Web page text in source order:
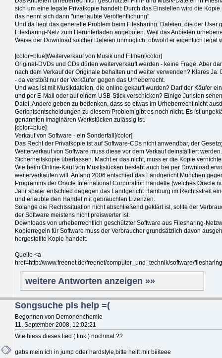
sich um eine legale Privatkopie handelt: Durch das Einstellen wird die
das nennt sich dann "unerlaubte Veröffentlichung".
Und da liegt das generelle Problem beim Filesharing: Dateien, die der
Filesharing-Netz zum Herunterladen angeboten. Weil das Anbieten
Weise der Download solcher Dateien unmöglich, obwohl er eigentlich legal
[color=blue]Weiterverkauf von Musik und Filmen[/color]
Original-DVDs und CDs dürfen weiterverkauft werden - keine Frage. Aber
nach dem Verkauf der Originale behalten und weiter verwenden? Klares
- da verstößt nur der Verkäufer gegen das Urheberrecht.
Und was ist mit Musikdateien, die online gekauft wurden? Darf der Käufer
und per E-Mail oder auf einem USB-Stick verschicken? Einige Juristen
Datei. Andere geben zu bedenken, dass so etwas im Urheberrecht nicht
Gerichtsentscheidungen zu diesem Problem gibt es noch nicht. Es ist
genannten imaginären Werkstücken zulässig ist.
[color=blue]
Verkauf von Software - ein Sonderfall[/color]
Das Recht der Privatkopie ist auf Software-CDs nicht anwendbar, der
Weiterverkauf von Software muss diese vor dem Verkauf deinstalliert
Sicherheitskopie überlassen. Macht er das nicht, muss er die Kopie
Wie beim Online-Kauf von Musikstücken besteht auch bei per Download
weiterverkaufen will. Anfang 2006 entschied das Landgericht München
Programms der Oracle International Corporation handelte (welches Oracle
Jahr später entschied dagegen das Landgericht Hamburg im Rechtsstreit
und erlaubte den Handel mit gebrauchten Lizenzen.
Solange die Rechtssituation nicht abschließend geklärt ist, sollte der
der Software meistens nicht preiswerter ist.
Downloads von urheberrechtlich geschützter Software aus Filesharing-
Kopierregeln für Software muss der Verbraucher grundsätzlich davon
hergestellte Kopie handelt.
Quelle <a
href=http://www.freenet.de/freenet/computer_und_technik/software/
weitere Antworten anzeigen »»
Songsuche pls help =(
Begonnen von Demonenchemie
11. September 2008, 12:02:21
Wie hiess dieses lied ( link ) nochmal ??
gabs mein ich in jump oder hardstyle,bitte helft mir biiiteee